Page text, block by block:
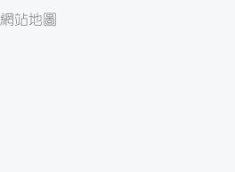
網站地圖